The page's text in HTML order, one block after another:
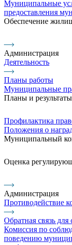
Муниципальные
предоставления
Обеспечение
Администрация
Деятельность
Планы работы
Муниципальные
Планы и
Профилактика
Положения о
Муниципальный
Оценка
Администрация
Противодействие
Обратная связь
Комиссия по
поведению